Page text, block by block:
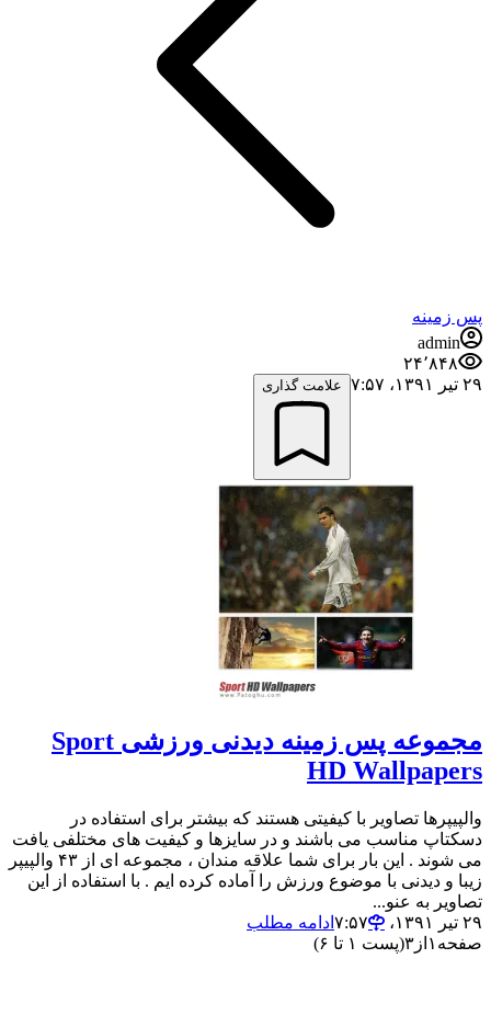
پس زمینه
admin
۲۴٬۸۴۸
۲۹ تیر ۱۳۹۱،‏ ۷:۵۷
علامت گذاری
مجموعه پس زمینه دیدنی ورزشی Sport
HD Wallpapers
والپیپرها تصاویر با کیفیتی هستند که بیشتر برای استفاده در
دسکتاپ مناسب می باشند و در سایزها و کیفیت های مختلفی یافت
می شوند . این بار برای شما علاقه مندان ، مجموعه ای از ۴۳ والپیپر
زیبا و دیدنی با موضوع ورزش را آماده کرده ایم . با استفاده از این
تصاویر به عنو...
۲۹ تیر ۱۳۹۱،‏ ۷:۵۷
ادامه مطلب
صفحه ۱ از ۳(پست ۱ تا ۶)